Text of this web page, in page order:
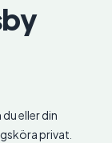
eller din
privat.